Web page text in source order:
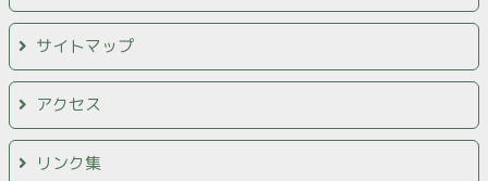
サイトマップ
アクセス
リンク集